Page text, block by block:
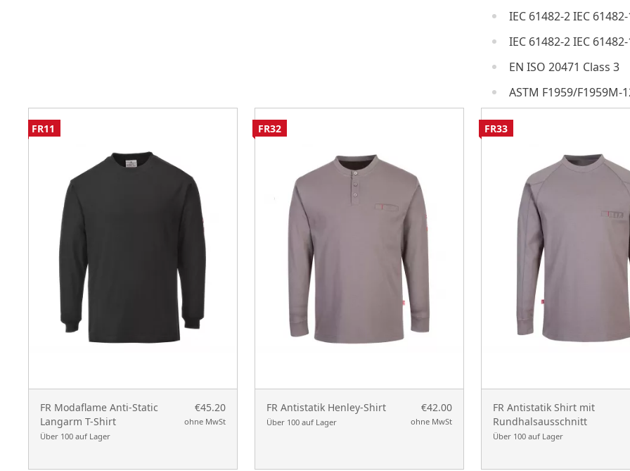
IEC 61482-2 IEC
IEC 61482-2 IEC 61482-
EN ISO 20471 Class 3
ASTM F1959/F1959M-
FR Modaflame Anti-Static
Langarm T-Shirt
Über 100 auf Lager
€45.20
ohne MwSt
FR11
FR Antistatik Henley-Shirt
Über 100 auf Lager
€42.00
ohne MwSt
FR32
FR Antistatik Shirt mit
Rundhalsausschnitt
Über 100 auf Lager
FR33